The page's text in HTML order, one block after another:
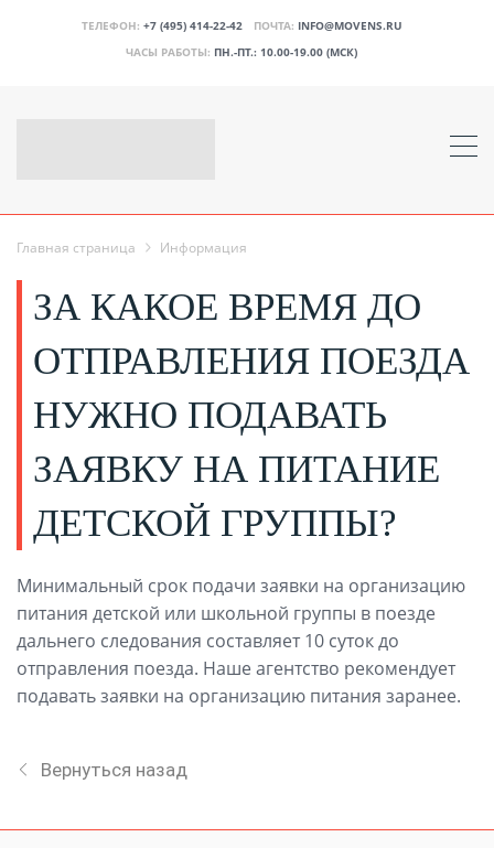
ТЕЛЕФОН: +7 (495) 414-22-42 ПОЧТА: INFO@MOVENS.RU
ЧАСЫ РАБОТЫ: ПН.-ПТ.: 10.00-19.00 (МСК)
Главная страница Информация
ЗА КАКОЕ ВРЕМЯ ДО
ОТПРАВЛЕНИЯ ПОЕЗДА
НУЖНО ПОДАВАТЬ
ЗАЯВКУ НА ПИТАНИЕ
ДЕТСКОЙ ГРУППЫ?
Минимальный срок подачи заявки на организацию
питания детской или школьной группы в поезде
дальнего следования составляет 10 суток до
отправления поезда. Наше агентство рекомендует
подавать заявки на организацию питания заранее.
Вернуться назад